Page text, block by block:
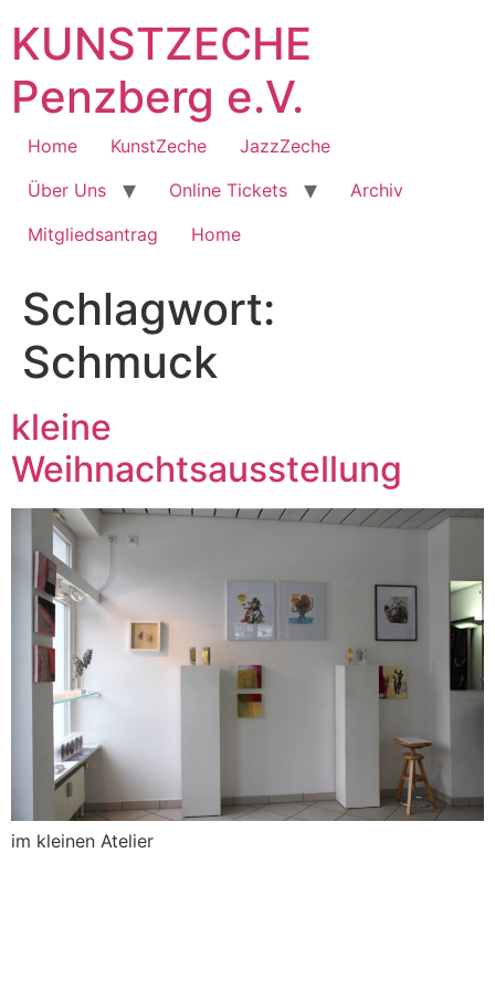
Inhalt
springen
KUNSTZECHE
Penzberg e.V.
Home KunstZeche
JazzZeche
Über Uns
Online Tickets
Archiv
Mitgliedsantrag
Home
Schlagwort:
Schmuck
kleine
Weihnachtsausstellung
im kleinen Atelier